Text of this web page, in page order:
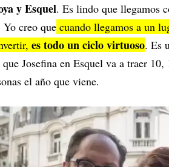
y Esquel. Es lindo que llegamos
Yo creo que cuando llegamos a un
es todo un ciclo virtuoso. Es
Josefina en Esquel va a traer
el año que viene.